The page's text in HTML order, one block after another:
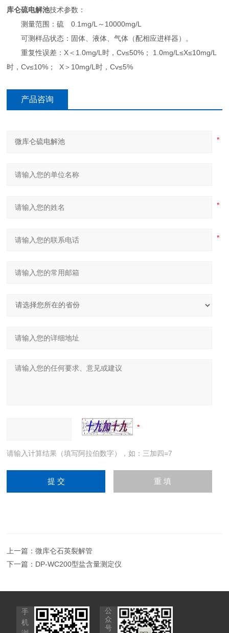
库仑硫电解池技术参数：
测量范围：硫 0.1mg/L～10000mg/L
可测样品状态：固体、液体、气体（配相应进样器）。
重复性误差：X＜1.0mg/L时，Cv≤50%； 1.0mg/L≤X≤10mg/L
时，Cv≤10%； X＞10mg/L时，Cv≤5%
产品咨询
请输入计算结果（填写阿拉伯数字），如：三加四=7
上一篇：微库仑石英裂解管
下一篇： DP-WC200型盐含量测定仪
手
机
公
众
号